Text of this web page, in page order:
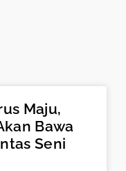
Maju,
Bawa
Seni